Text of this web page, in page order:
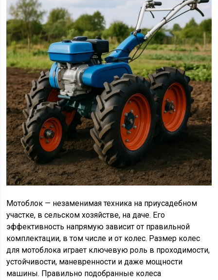
Мотоблок — незаменимая техника на приусадебном
участке, в сельском хозяйстве, на даче. Его
эффективность напрямую зависит от правильной
комплектации, в том числе и от колес. Размер колес
для мотоблока играет ключевую роль в проходимости,
устойчивости, маневренности и даже мощности
машины. Правильно подобранные колеса